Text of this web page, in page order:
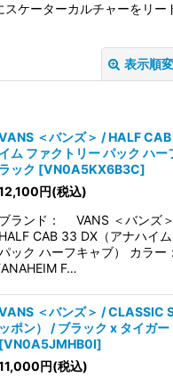
スケーターカルチャーをリー
表示順
絞り込む
＜バンズ＞ / HALF
イム ファクトリー パック ハー
ラック [VN0A5KX6B3C]
円(税込)
ブランド： VANS ＜バンズ
HALF CAB 33 DX（アナハイ
ック ハーフキャブ） カラ
F…
＜バンズ＞ / CLASSIC
ッポン） / ブラック x タイガー
[VN0A5JMHB0I]
円(税込)